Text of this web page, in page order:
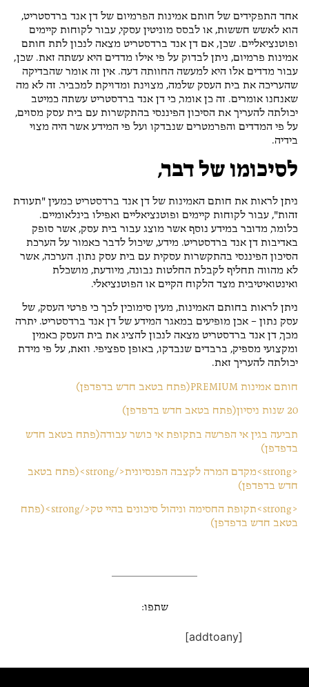
אחד התפקידים של חותם אמינות הפרמיום של דן אנד ברדסטריט,
הוא לאשש חששות, או לבסס מוניטין עסקי, עבור לקוחות קיימים
ופוטנציאליים. שכן, אם דן אנד ברדסטריט מצאה לנכון לתת חותם
אמינות פרמיום, ניתן לבדוק על פי אילו מדדים היא עשתה זאת. שכן,
עבור מדדים אלו היא למעשה החוותה דעה. אין זה אומר שהבדיקה
שהעריכה את בית העסק שלמה, מצוינת ומדויקת למכביר. זה לא מה
שאנחנו אומרים. זה כן אומר, כי דן אנד ברדסטריט עשתה כמיטב
יכולתה להעריך את הסיכון הפיננסי בהתקשרות עם בית עסק מסוים,
על פי המדדים והפרמטרים שנבדקו ועל פי המידע אשר היה מצוי
בידיה.
לסיכומו של דבר,
ניתן לראות את חותם האמינות של דן אנד ברדסטריט כמעין "תעודת
זהות", עבור לקוחות קיימים ופוטנציאליים ואפילו בינלאומיים.
כלומר, מדובר במידע נוסף אשר מוצג עבור בית עסק, אשר סופק
באדיבות דן אנד ברדסטריט. מידע, שיכול לדבר כאמור על הערכת
הסיכון הפיננסי בהתקשרות עסקית עם בית עסק נתון. הערכה, אשר
לא מהווה תחליף לקבלת החלטות נבונה, מיודעת, מושכלת
ואינטואיטיבית מצד הלקוח הקיים או הפוטנציאלי.
ניתן לראות בחותם האמינות, מעין סימוכין לכך כי פרטי העסק, של
עסק נתון – אכן מופיעים במאגר המידע של דן אנד ברדסטריט. יתרה
מכך, דן אנד ברדסטריט מצאה לנכון להציג את בית העסק כאמין
ומקצועי מספיק, ברבדים שנבדקו, באופן ספציפי. וזאת, על פי מידת
יכולתה להעריך זאת.
חותם אמינות PREMIUM(פתח בטאב חדש בדפדפן)
20 שנות ניסיון(פתח בטאב חדש בדפדפן)
תביעה בגין אי הפרשה בתקופת אי כושר עבודה(פתח בטאב חדש
בדפדפן)
<strong>מקדם המרה לקצבה הפנסיונית</strong>(פתח בטאב
חדש בדפדפן)
<strong>תקופת החסימה וניהול סיכונים בהיי טק</strong>(פתח
בטאב חדש בדפדפן)
שתפו:
[addtoany]